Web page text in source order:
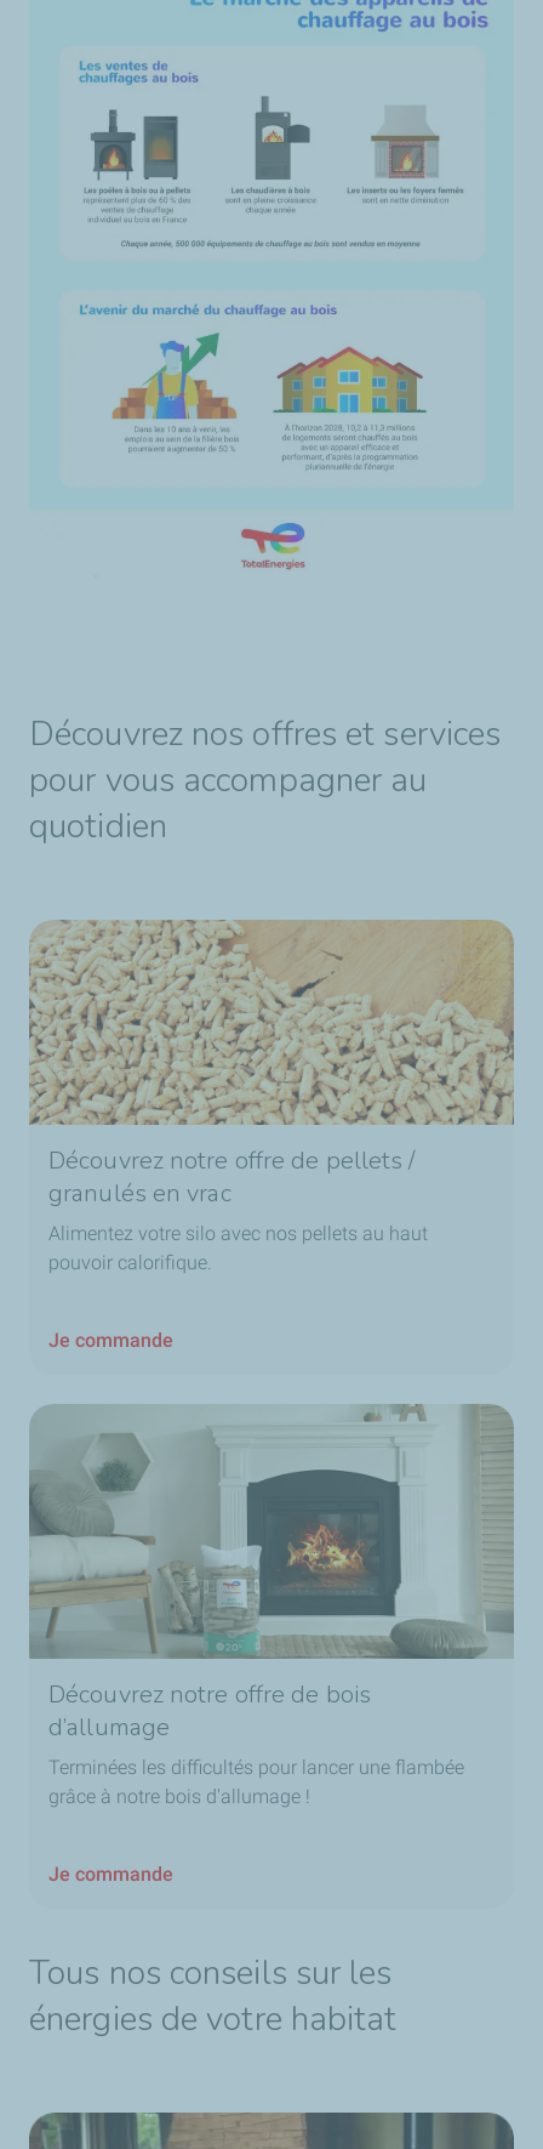
Découvrez nos offres et services
pour vous accompagner au
quotidien
Découvrez notre offre de pellets /
granulés en vrac
Alimentez votre silo avec nos pellets au haut
pouvoir calorifique.
Je commande
Découvrez notre offre de bois
d’allumage
Terminées les difficultés pour lancer une flambée
grâce à notre bois d'allumage !
Je commande
Tous nos conseils sur les
énergies de votre habitat